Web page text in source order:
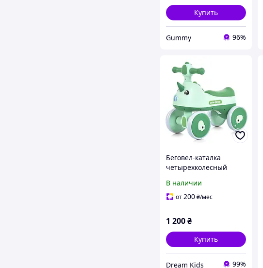
Купить
Gummy 96%
Беговел-каталка
четырехколесный
"Динозаврик" M 5856E-
5 с музыкой и
В наличии
от200₴/мес
1 200₴
Купить
Dream Kids 99%